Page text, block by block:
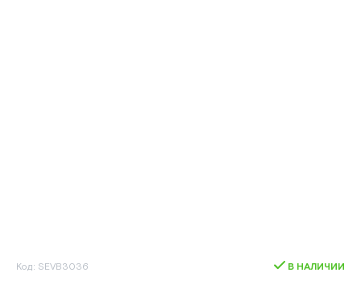
Код: SEVB3036 В НАЛИЧИИ